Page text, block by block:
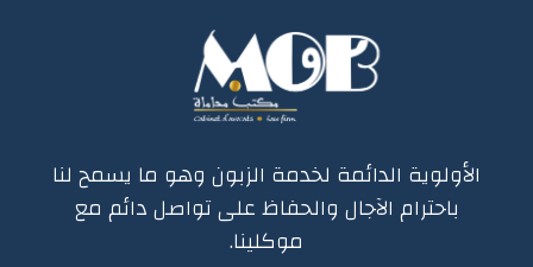
الأولوية الدائمة لخدمة الزبون وهو ما يسمح لنا
باحترام الآجال والحفاظ على تواصل دائم مع
موكلينا.